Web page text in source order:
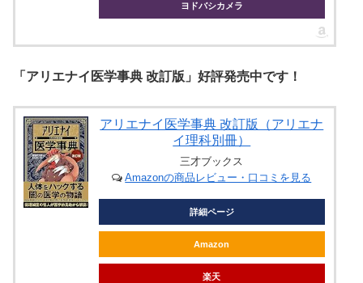
ヨドバシカメラ
「アリエナイ医学事典 改訂版」好評発売中です！
アリエナイ医学事典 改訂版（アリエナ
イ理科別冊）
三才ブックス
Amazonの商品レビュー・口コミを見る
詳細ページ
Amazon
楽天